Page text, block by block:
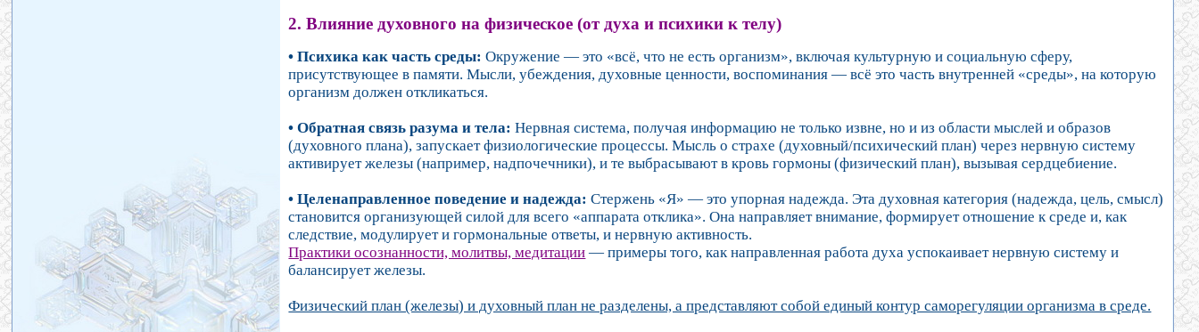
2. Влияние духовного на физическое (от духа и психики к телу)
• Психика как часть среды:Окружение — это «всё, что не есть организм», включая культурную и социальную сферу,
присутствующее в памяти. Мысли, убеждения, духовные ценности, воспоминания — всё это часть внутренней «среды», на которую
организм должен откликаться.
• Обратная связь разума и тела: Нервная система, получая информацию не только извне, но и из области мыслей и образов
(духовного плана), запускает физиологические процессы. Мысль о страхе (духовный/психический план) через нервную систему
активирует железы (например, надпочечники), и те выбрасывают в кровь гормоны (физический план), вызывая сердцебиение.
• Целенаправленное поведение и надежда: Стержень «Я» — это упорная надежда. Эта духовная категория (надежда, цель, смысл)
становится организующей силой для всего «аппарата отклика». Она направляет внимание, формирует отношение к среде и, как
следствие, модулирует и гормональные ответы, и нервную активность.
Практики осознанности, молитвы, медитации — примеры того, как направленная работа духа успокаивает нервную систему и
балансирует железы.
Физический план (железы) и духовный план не разделены, а представляют собой единый контур саморегуляции организма в среде.